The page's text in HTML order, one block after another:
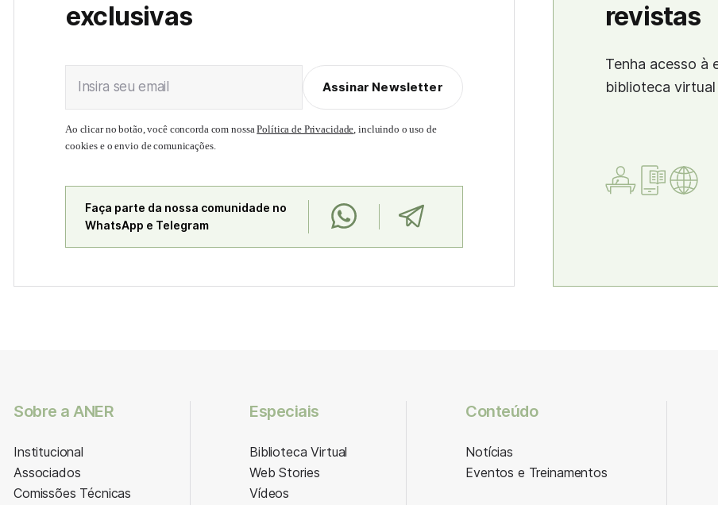
exclusivas
Insira seu email Assinar Newsletter
Ao clicar no botão, você concorda com nossaPolítica de Privacidade, incluindo o uso de
cookies e o envio de comunicações.
Faça parte da nossa comunidade no
WhatsApp e Telegram
revistas
Tenha acesso à
biblioteca
Sobre a ANER
Institucional
Associados
Comissões Técnicas
Especiais
Biblioteca Virtual
Web Stories
Vídeos
Conteúdo
Notícias
Eventos e Treinamentos